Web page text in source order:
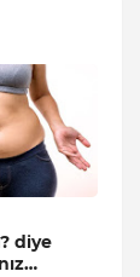
diye